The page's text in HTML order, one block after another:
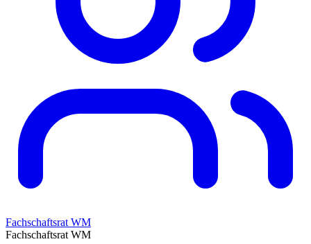
Fachschaftsrat WM
Fachschaftsrat WM